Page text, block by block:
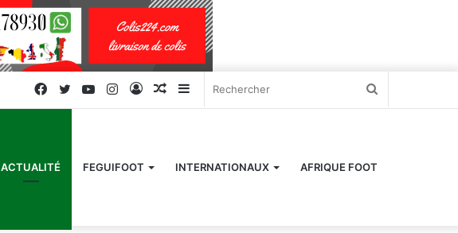
Sidebar
latérale)
Article
Connexion
Instagram
YouTube
Twitter
Facebook
ACTUALITÉ FEGUIFOOT INTERNATIONAUX AFRIQUE FOOT